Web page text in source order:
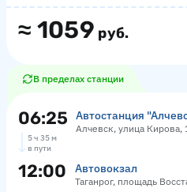
≈ 1059 руб.
В пределах станции
06:25 Автостанция
Алчевск, улица Кирова,
5 ч 35 м
в пути
12:00 Автовокзал
Таганрог, площадь